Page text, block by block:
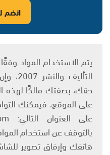
انضم
حقك، بصفتك مالكًا لهذه
على الموقع، فيمكنك
بالتوقف عن استخدام
هاتفك وإرفاق تصوير